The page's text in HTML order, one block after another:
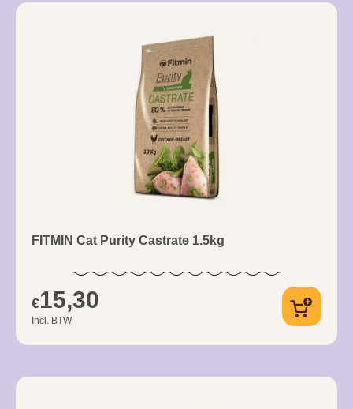
FITMIN Cat Purity Castrate 1.5kg
€15,30
Incl. BTW